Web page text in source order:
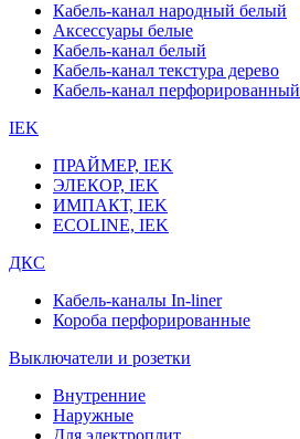
Кабель-канал народный белый
Аксессуары белые
Кабель-канал белый
Кабель-канал текстура дерево
Кабель-канал перфорированный
IEK
ПРАЙМЕР, IEK
ЭЛЕКОР, IEK
ИМПАКТ, IEK
ECOLINE, IEK
ДКС
Кабель-каналы In-liner
Короба перфорированные
Выключатели и розетки
Внутренние
Наружные
Для электроплит